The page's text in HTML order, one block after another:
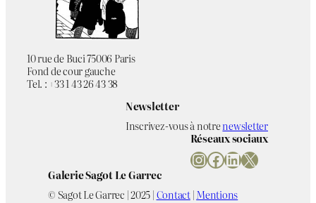
10 rue de Buci 75006 Paris
Fond de cour gauche
Tel. : +33 1 43 26 43 38
Newsletter
Inscrivez-vous à notrenewsletter
Réseaux sociaux
InstagramFacebook LinkedIn X
Galerie Sagot Le Garrec
© Sagot Le Garrec | 2025 |Contact|Mentions